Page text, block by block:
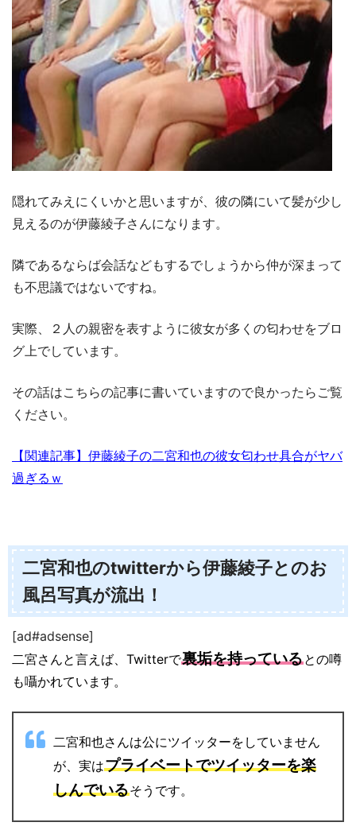
隠れてみえにくいかと思いますが、彼の隣にいて髪が少し
見えるのが伊藤綾子さんになります。
隣であるならば会話などもするでしょうから仲が深まって
も不思議ではないですね。
実際、２人の親密を表すように彼女が多くの匂わせをブロ
グ上でしています。
その話はこちらの記事に書いていますので良かったらご覧
ください。
【関連記事】伊藤綾子の二宮和也の彼女匂わせ具合がヤバ
過ぎるｗ
二宮和也のtwitterから伊藤綾子とのお
風呂写真が流出！
[ad#adsense]
二宮さんと言えば、Twitterで裏垢を持っているとの噂
も囁かれています。
二宮和也さんは公にツイッターをしていません
が、実はプライベートでツイッターを楽
しんでいるそうです。